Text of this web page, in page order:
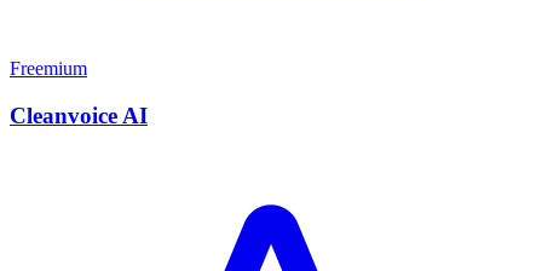
Freemium
Cleanvoice AI